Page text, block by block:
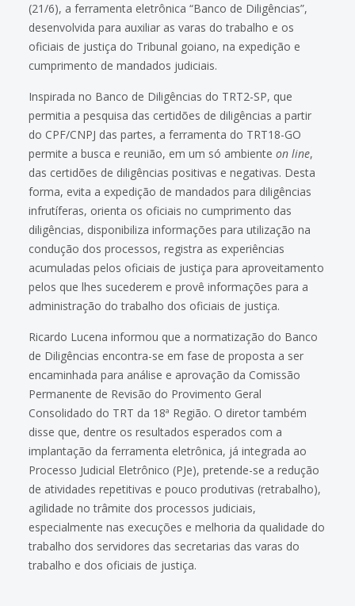
(21/6), a ferramenta eletrônica “Banco de Diligências”,
desenvolvida para auxiliar as varas do trabalho e os
oficiais de justiça do Tribunal goiano, na expedição e
cumprimento de mandados judiciais.
Inspirada no Banco de Diligências do TRT2-SP, que
permitia a pesquisa das certidões de diligências a partir
do CPF/CNPJ das partes, a ferramenta do TRT18-GO
permite a busca e reunião, em um só ambiente on line,
das certidões de diligências positivas e negativas. Desta
forma, evita a expedição de mandados para diligências
infrutíferas, orienta os oficiais no cumprimento das
diligências, disponibiliza informações para utilização na
condução dos processos, registra as experiências
acumuladas pelos oficiais de justiça para aproveitamento
pelos que lhes sucederem e provê informações para a
administração do trabalho dos oficiais de justiça.
Ricardo Lucena informou que a normatização do Banco
de Diligências encontra-se em fase de proposta a ser
encaminhada para análise e aprovação da Comissão
Permanente de Revisão do Provimento Geral
Consolidado do TRT da 18ª Região. O diretor também
disse que, dentre os resultados esperados com a
implantação da ferramenta eletrônica, já integrada ao
Processo Judicial Eletrônico (PJe), pretende-se a redução
de atividades repetitivas e pouco produtivas (retrabalho),
agilidade no trâmite dos processos judiciais,
especialmente nas execuções e melhoria da qualidade do
trabalho dos servidores das secretarias das varas do
trabalho e dos oficiais de justiça.